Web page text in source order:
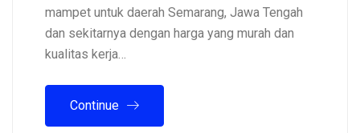
mampet untuk daerah Semarang, Jawa Tengah
dan sekitarnya dengan harga yang murah dan
kualitas kerja…
Continue